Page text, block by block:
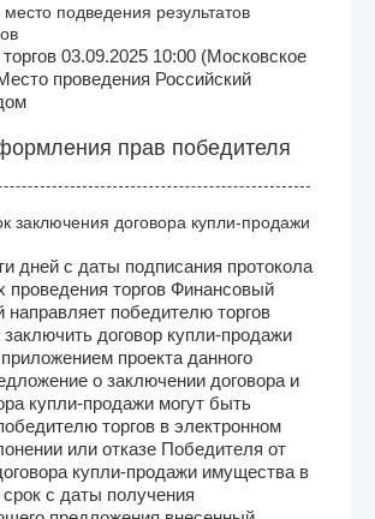
подведения результатов
03.09.2025 10:00 (Московское
проведения Российский
прав победителя
заключения договора купли-продажи
дней с даты подписания протокола
проведения торгов Финансовый
победителю торгов
договор купли-продажи
проекта данного
о заключении договора и
купли-продажи могут быть
торгов в электронном
или отказе Победителя от
купли-продажи имущества в
с даты получения